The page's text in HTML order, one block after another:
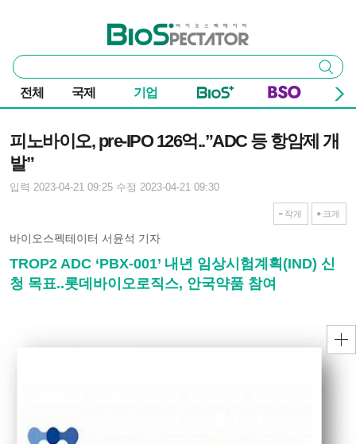
바이오스펙테이터
통
합
검
색
검색
전체 국제 기업
피노바이오, pre-IPO 126억..”ADC 등 항암제 개
발”
입력 2023-04-21 09:25 수정 2023-04-21 09:30
작게 크게
바이오스펙테이터 서윤석 기자
TROP2 ADC ‘PBX-001’ 내년 임상시험계획(IND) 신
청 목표..롯데바이오로직스, 안국약품 참여